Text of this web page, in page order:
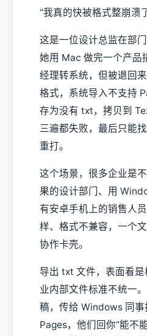
“我真的快被格式整崩溃
这是一位设计总监在部
她用 Mac 做完一个产品
经理转系统，但被退回
格式，系统导入不支持
存为没有 txt，拷贝到
三遍都失败，最后只能
重打。
这个场景，很多企业是
果的设计部门、用
有安卓手机上的销售人
样、格式不兼容，一个
协作卡壳。
导出 txt 文件，表面看
业内部文件标准不统一
稿，传给 Windows 同
Pages，他们回你“能不